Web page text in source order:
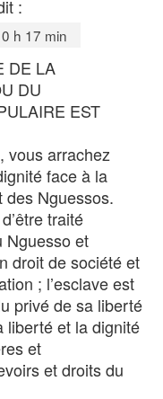
:
h 17 min
DE LA
DU
EST
vous arrachez
face à la
des Nguessos.
traité
Nguesso et
droit de société et
; l’esclave est
privé de sa liberté
liberté et la dignité
et
et droits du